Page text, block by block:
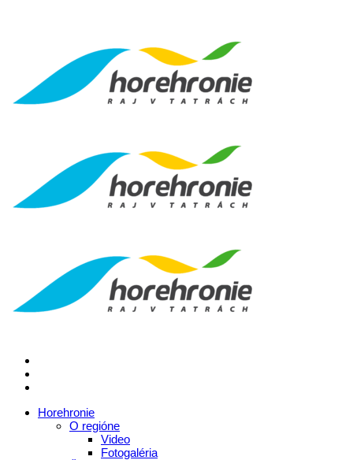
Horehronie
O regióne
Video
Fotogaléria